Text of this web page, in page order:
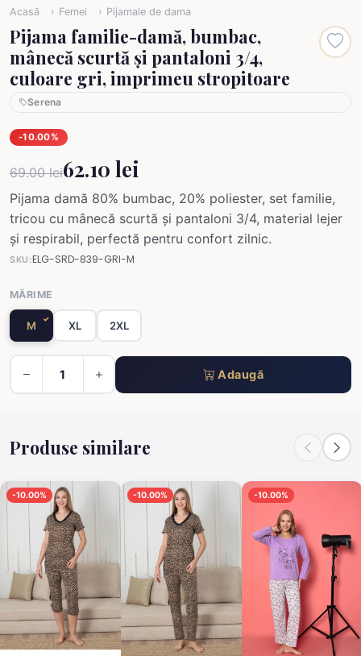
Acasă Femei Pijamale de dama
Pijama familie-damă, bumbac,
mânecă scurtă și pantaloni 3/4,
culoare gri, imprimeu stropitoare
Serena
-10.00%
69.00 lei62.10 lei
Pijama damă 80% bumbac, 20% poliester, set familie,
tricou cu mânecă scurtă și pantaloni 3/4, material lejer
și respirabil, perfectă pentru confort zilnic.
SKU:ELG-SRD-839-GRI-M
MĂRIME
M XL 2XL
Adaugă
Produse similare
-10.00% -10.00% -10.00%